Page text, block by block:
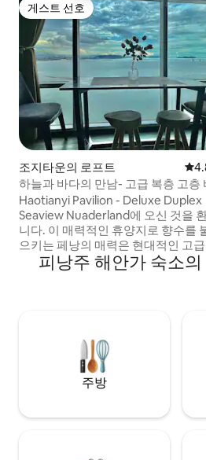
게스트 선호
게스트 선호
조지타운의 로프트 평
하늘과 바다의 만남- 고급 복층 고층
전망 주택 Nuaderland
Haotianyi Pavilion - Deluxe Duplex
Seaview Nuaderland에 오신 것을
니다. 이 매력적인 휴양지로 향수를 불러일
으키는 페낭의 매력은 현대적인 고
움과 어우러져 잊을 수 없는 경험을
것입니다.향수를 불러일으키는 페낭
다 전망과 섬과 상징적인 풍경의 장관
볼 수 있습니다.고층 언덕 꼭대기까지
가는 모습을 상상해보세요. 멋진 전망
상할 수 있는 멋진 전망을 감상할 수
다.떠오르는 해가 떠오를 때, 하늘에
색, 보라색, 주황색이 반짝반짝 빛나
피낭주 해안가 숙소
주방